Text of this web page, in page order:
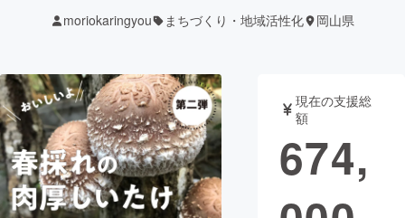
ターン
ジェクト
募集終了が近いプ
ロジェクト
もうすぐ公開
されます
アート・写真 音楽
テクノロジー・ガジェット ゲーム・サ
映像・映画
moriokaringyou まちづくり・地域活性化 岡山県
現在の支援総
額
674,